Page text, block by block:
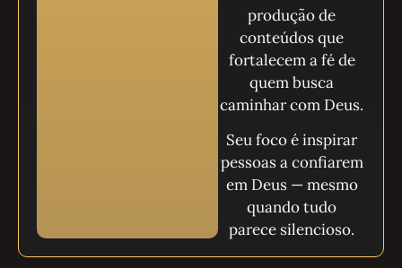
produção de
conteúdos que
fortalecem a fé de
quem busca
caminhar com Deus.
Seu foco é inspirar
pessoas a confiarem
em Deus — mesmo
quando tudo
parece silencioso.